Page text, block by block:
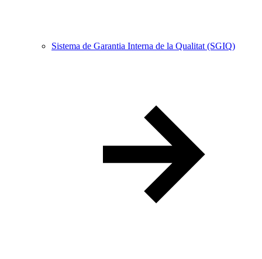
Sistema de Garantia Interna de la Qualitat (SGIQ)